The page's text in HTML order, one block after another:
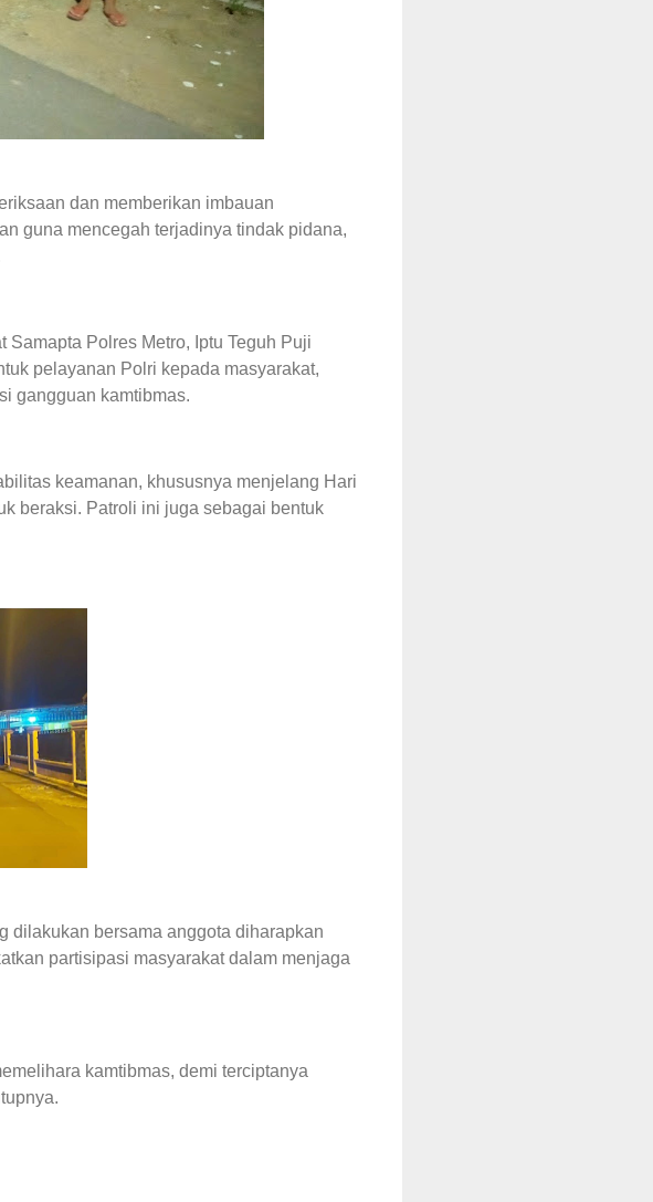
dan memberikan imbauan
guna mencegah terjadinya tindak pidana,
Polres Metro, Iptu Teguh Puji
pelayanan Polri kepada masyarakat,
gangguan kamtibmas.
keamanan, khususnya menjelang Hari
beraksi. Patroli ini juga sebagai bentuk
dilakukan bersama anggota diharapkan
partisipasi masyarakat dalam menjaga
kamtibmas, demi terciptanya